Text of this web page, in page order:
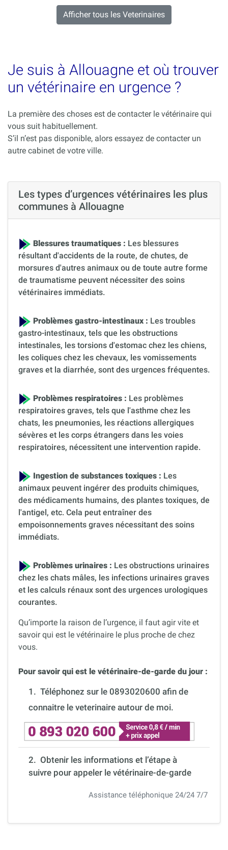
Afficher tous les Veterinaires
Je suis à Allouagne et où trouver
un vétérinaire en urgence ?
La première des choses est de contacter le vétérinaire qui
vous suit habituellement.
S’il n’est pas disponible, alors essayez de contacter un
autre cabinet de votre ville.
Les types d’urgences vétérinaires les plus
communes à Allouagne
Blessures traumatiques : Les blessures
résultant d'accidents de la route, de chutes, de
morsures d'autres animaux ou de toute autre forme
de traumatisme peuvent nécessiter des soins
vétérinaires immédiats.
Problèmes gastro-intestinaux : Les troubles
gastro-intestinaux, tels que les obstructions
intestinales, les torsions d'estomac chez les chiens,
les coliques chez les chevaux, les vomissements
graves et la diarrhée, sont des urgences fréquentes.
Problèmes respiratoires : Les problèmes
respiratoires graves, tels que l'asthme chez les
chats, les pneumonies, les réactions allergiques
sévères et les corps étrangers dans les voies
respiratoires, nécessitent une intervention rapide.
Ingestion de substances toxiques : Les
animaux peuvent ingérer des produits chimiques,
des médicaments humains, des plantes toxiques, de
l'antigel, etc. Cela peut entraîner des
empoisonnements graves nécessitant des soins
immédiats.
Problèmes urinaires : Les obstructions urinaires
chez les chats mâles, les infections urinaires graves
et les calculs rénaux sont des urgences urologiques
courantes.
Qu’importe la raison de l’urgence, il faut agir vite et
savoir qui est le vétérinaire le plus proche de chez
vous.
Pour savoir qui est le vétérinaire-de-garde du jour :
1. Téléphonez sur le 0893020600 afin de
connaitre le veterinaire autour de moi.
2. Obtenir les informations et l’étape à
suivre pour appeler le vétérinaire-de-garde
Assistance téléphonique 24/24 7/7